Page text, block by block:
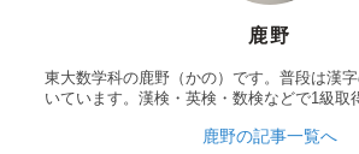
鹿野
東大数学科の鹿野（かの）です。普段は漢
いています。漢検・英検・数検などで1級取
鹿野の記事一覧へ